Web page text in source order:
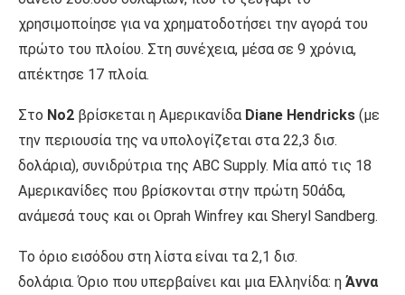
χρησιμοποίησε για να χρηματοδοτήσει την αγορά του
πρώτο του πλοίου. Στη συνέχεια, μέσα σε 9 χρόνια,
απέκτησε 17 πλοία.
Στο Νο2 βρίσκεται η Αμερικανίδα Diane Hendricks (με
την περιουσία της να υπολογίζεται στα 22,3 δισ.
δολάρια), συνιδρύτρια της ABC Supply. Mία από τις 18
Αμερικανίδες που βρίσκονται στην πρώτη 50άδα,
ανάμεσά τους και οι Oprah Winfrey και Sheryl Sandberg.
Το όριο εισόδου στη λίστα είναι τα 2,1 δισ.
δολάρια. Όριο που υπερβαίνει και μια Ελληνίδα: η Άννα